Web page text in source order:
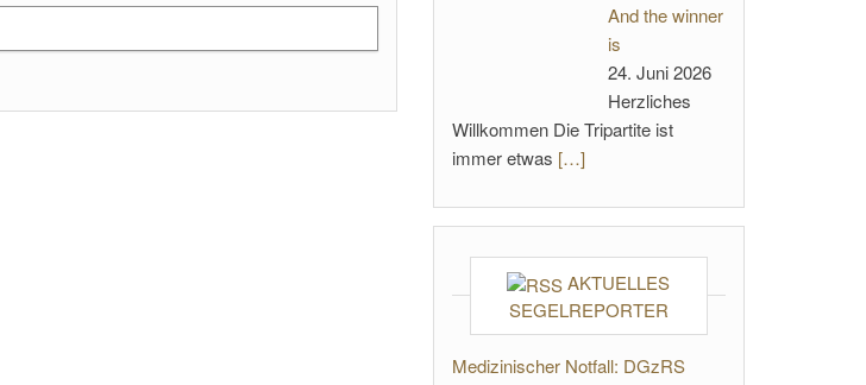
And the winner
is
24. Juni 2026
Herzliches
Willkommen Die Tripartite ist
immer etwas […]
AKTUELLES
SEGELREPORTER
Medizinischer Notfall: DGzRS